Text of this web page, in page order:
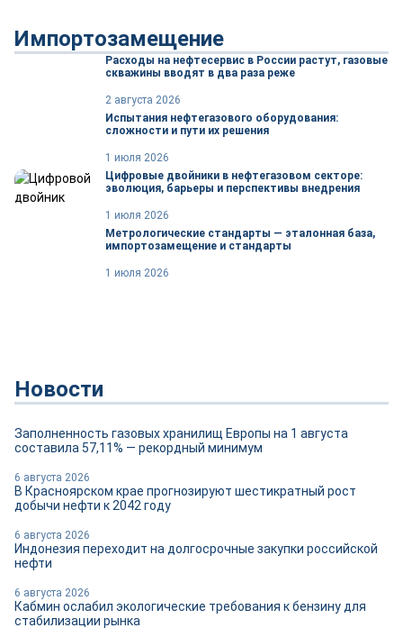
Импортозамещение
Расходы на нефтесервис в России растут, газовые
скважины вводят в два раза реже
2 августа 2026
Испытания нефтегазового оборудования:
сложности и пути их решения
1 июля 2026
Цифровые двойники в нефтегазовом секторе:
эволюция, барьеры и перспективы внедрения
1 июля 2026
Метрологические стандарты — эталонная база,
импортозамещение и стандарты
1 июля 2026
Новости
Заполненность газовых хранилищ Европы на 1 августа
составила 57,11% — рекордный минимум
6 августа 2026
В Красноярском крае прогнозируют шестикратный рост
добычи нефти к 2042 году
6 августа 2026
Индонезия переходит на долгосрочные закупки российской
нефти
6 августа 2026
Кабмин ослабил экологические требования к бензину для
стабилизации рынка